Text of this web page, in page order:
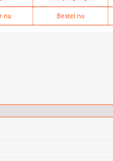
nu Bestel nu